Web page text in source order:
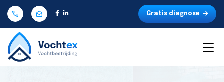
Gratis diagnose